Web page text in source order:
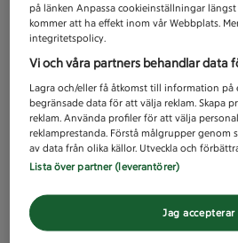
på länken Anpassa cookieinställningar
kommer att ha effekt inom vår Webbplats.
integritetspolicy.
Vi och våra partners behandlar data
Lagra och/eller få åtkomst till information på
begränsade data för att välja reklam. Skapa
reklam. Använda profiler för att välja
reklamprestanda. Förstå målgrupper genom
av data från olika källor. Utveckla och
Lista över partner (leverantörer)
Jag accepterar